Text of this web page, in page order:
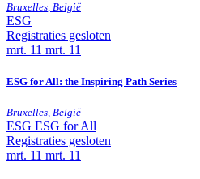
Bruxelles, België
ESG
Registraties gesloten
mrt. 11 mrt. 11
ESG for All: the Inspiring Path Series
Bruxelles, België
ESG ESG for All
Registraties gesloten
mrt. 11 mrt. 11